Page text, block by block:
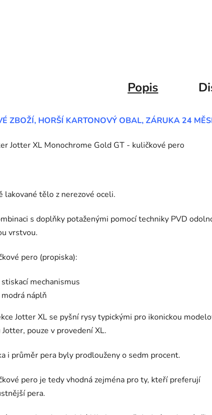
Popis
ZBOŽÍ, HORŠÍ KARTONOVÝ OBAL, ZÁRUKA 24
Jotter XL Monochrome Gold GT - kuličkové pero
lakované tělo z nerezové oceli.
s doplňky potaženými pomocí techniky PVD
vrstvou.
pero (propiska):
stiskací mechanismus
modrá náplň
Jotter XL se pyšní rysy typickými pro ikonickou
Jotter, pouze v provedení XL.
i průměr pera byly prodlouženy o sedm procent.
pero je tedy vhodná zejména pro ty, kteří preferují
pera.